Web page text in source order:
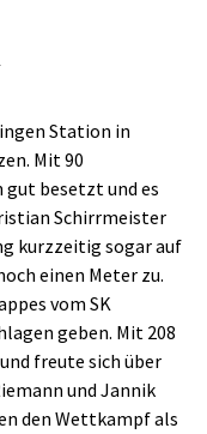
Station in
Mit 90
besetzt und es
Schirrmeister
kurzzeitig sogar auf
einen Meter zu.
vom SK
geben. Mit 208
freute sich über
und Jannik
den Wettkampf als